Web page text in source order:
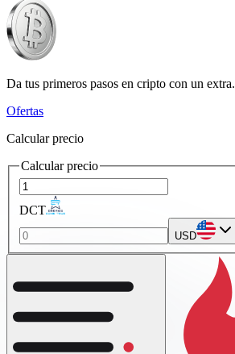
Da tus primeros pasos en cripto con un extra.
Ofertas
Calcular precio
Calcular precio
DCT
USD